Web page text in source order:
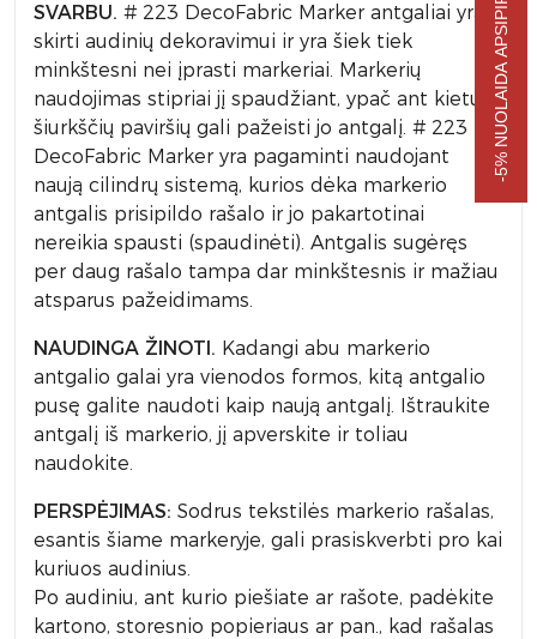
SVARBU. # 223 DecoFabric Marker antgaliai yra
skirti audinių dekoravimui ir yra šiek tiek
minkštesni nei įprasti markeriai. Markerių
naudojimas stipriai jį spaudžiant, ypač ant kietų /
šiurkščių paviršių gali pažeisti jo antgalį. # 223
DecoFabric Marker yra pagaminti naudojant
naują cilindrų sistemą, kurios dėka markerio
antgalis prisipildo rašalo ir jo pakartotinai
nereikia spausti (spaudinėti). Antgalis sugėręs
per daug rašalo tampa dar minkštesnis ir mažiau
atsparus pažeidimams.
NAUDINGA ŽINOTI. Kadangi abu markerio
antgalio galai yra vienodos formos, kitą antgalio
pusę galite naudoti kaip naują antgalį. Ištraukite
antgalį iš markerio, jį apverskite ir toliau
naudokite.
PERSPĖJIMAS: Sodrus tekstilės markerio rašalas,
esantis šiame markeryje, gali prasiskverbti pro kai
kuriuos audinius.
Po audiniu, ant kurio piešiate ar rašote, padėkite
kartono, storesnio popieriaus ar pan., kad rašalas
-5% NUOLAIDA APSIPIRKIMUI